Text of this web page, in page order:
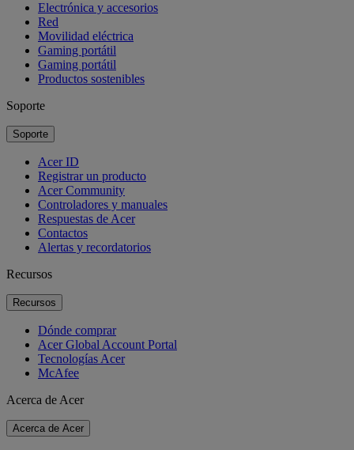
Electrónica y accesorios
Red
Movilidad eléctrica
Gaming portátil
Gaming portátil
Productos sostenibles
Soporte
Soporte
Acer ID
Registrar un producto
Acer Community
Controladores y manuales
Respuestas de Acer
Contactos
Alertas y recordatorios
Recursos
Recursos
Dónde comprar
Acer Global Account Portal
Tecnologías Acer
McAfee
Acerca de Acer
Acerca de Acer